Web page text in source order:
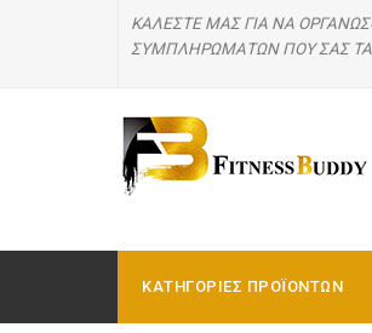
ΚΑΛΕΣΤΕ ΜΑΣΓΙΑ ΝΑ
ΣΥΜΠΛΗΡΩΜΑΤΩΝ ΠΟΥ ΣΑΣ
ΚΑΤΗΓΟΡΊΕΣ ΠΡΟΪΟΝΤΩΝ